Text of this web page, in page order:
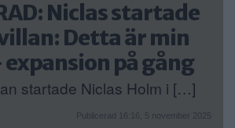
Niclas startade
Detta är min
expansion på gång
startade Niclas Holm i […]
Publicerad 16:16, 5 november 2025